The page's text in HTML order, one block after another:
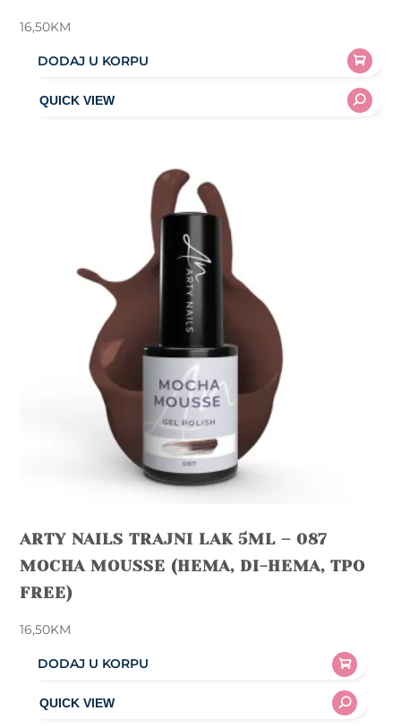
16,50KM
DODAJ U KORPU
ARTY NAILS TRAJNI LAK 5ML – 087
MOCHA MOUSSE (HEMA, DI-HEMA, TPO
FREE)
16,50KM
DODAJ U KORPU